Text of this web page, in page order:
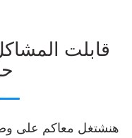
قابلت
هنشتغل معاكم على